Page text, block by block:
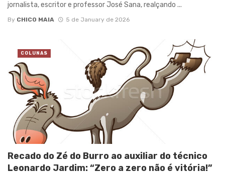
jornalista, escritor e professor José Sana, realçando ...
By CHICO MAIA 5 de January de 2026
Recado do Zé do Burro ao auxiliar do técnico
Leonardo Jardim: “Zero a zero não é vitória!”
COLUNAS